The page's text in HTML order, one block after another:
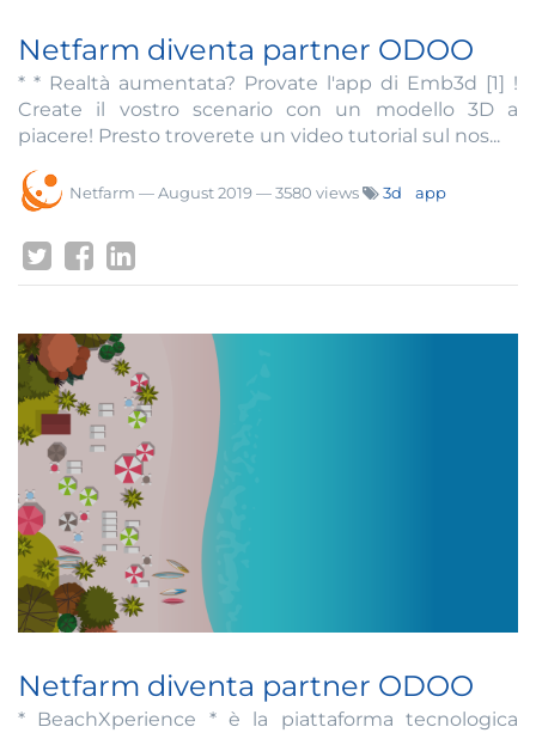
Netfarm diventa partner ODOO
* * Realtà aumentata? Provate l'app di Emb3d [1] !
Create il vostro scenario con un modello 3D a
piacere! Presto troverete un video tutorial sul nos...
Netfarm —August 2019— 3580 views 3d app
Netfarm diventa partner ODOO
* BeachXperience * è la piattaforma tecnologica